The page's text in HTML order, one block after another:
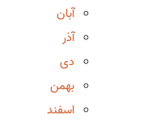
آبان
آذر
دی
بهمن
اسفند